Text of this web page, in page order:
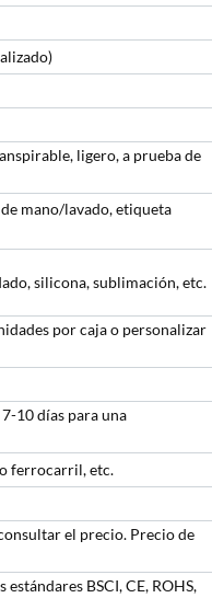
ligero, a prueba de
mano/lavado, etiqueta
silicona, sublimación, etc.
por caja o personalizar
10 días para una
ferrocarril, etc.
el precio. Precio de
BSCI, CE, ROHS,